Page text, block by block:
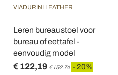
VIADURINI LEATHER
Leren bureaustoel voor
bureau of eettafel -
eenvoudig model
€ 122,19 € 152,74 - 20%